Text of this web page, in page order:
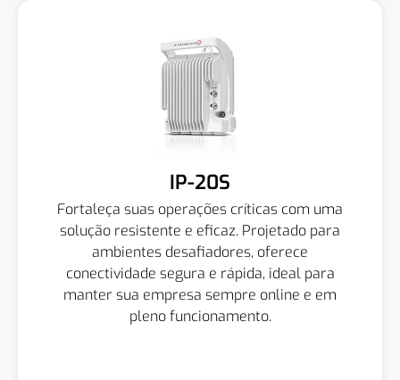
IP-20S
Fortaleça suas operações críticas com uma
solução resistente e eficaz. Projetado para
ambientes desafiadores, oferece
conectividade segura e rápida, ideal para
manter sua empresa sempre online e em
pleno funcionamento.